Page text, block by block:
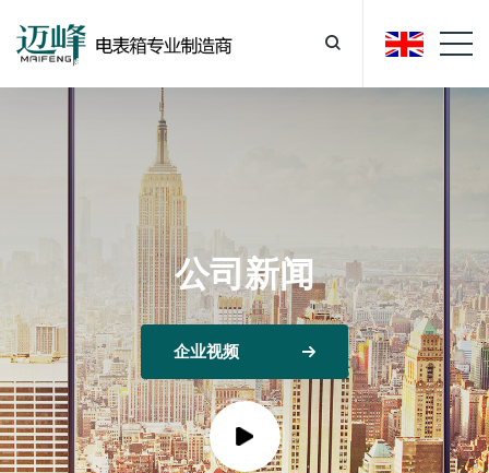
公司新闻
企业视频